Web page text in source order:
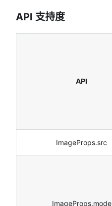
API 支持度
API
ImageProps.src
ImageProps.mode